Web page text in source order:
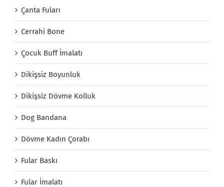
Çanta Fuları
Cerrahi Bone
Çocuk Buff İmalatı
Dikişsiz Boyunluk
Dikişsiz Dövme Kolluk
Dog Bandana
Dövme Kadın Çorabı
Fular Baskı
Fular İmalatı